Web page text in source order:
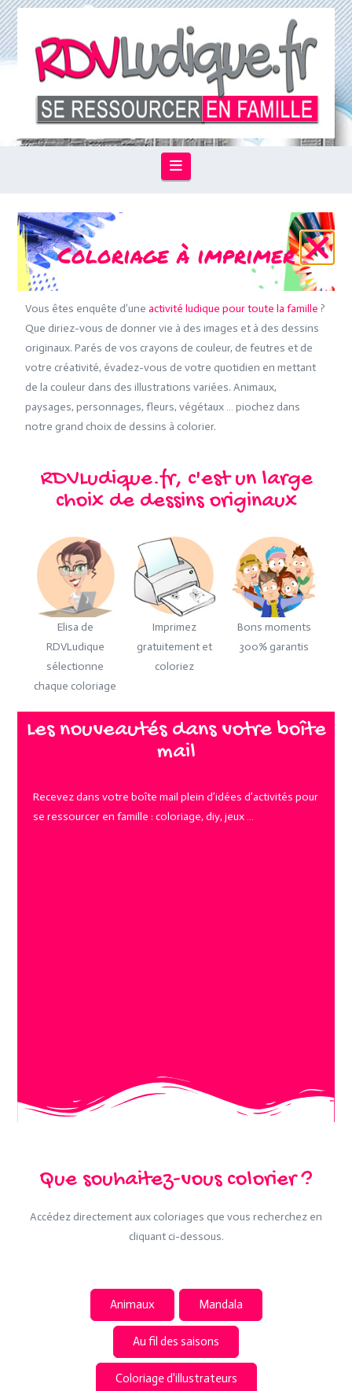
Navigation
Coloriage à imprimer
Vous êtes enquête d’uneactivité ludique pour toute la famille ?
Que diriez-vous de donner vie à des images et à des dessins
originaux. Parés de vos crayons de couleur, de feutres et de
votre créativité, évadez-vous de votre quotidien en mettant
de la couleur dans des illustrations variées. Animaux,
paysages, personnages, fleurs, végétaux … piochez dans
notre grand choix de dessins à colorier.
RDVLudique.fr, c'est un large
choix de dessins originaux
Elisa de
RDVLudique
sélectionne
chaque coloriage
Imprimez
gratuitement et
coloriez
Bons moments
300% garantis
Les nouveautés dans votre boîte
mail
Recevez dans votre boîte mail plein d’idées d’activités pour
se ressourcer en famille : coloriage, diy, jeux …
Que souhaitez-vous colorier ?
Accédez directement aux coloriages que vous recherchez en
cliquant ci-dessous.
Animaux Mandala
Au fil des saisons
Coloriage d'illustrateurs